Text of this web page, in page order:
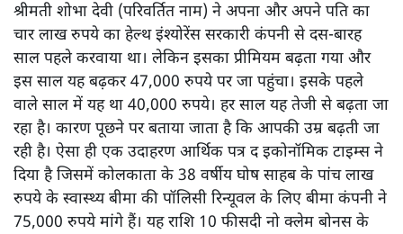
श्रीमती शोभा देवी (परिवर्तित नाम) ने अपना और अपने पति का
चार लाख रुपये का हेल्थ इंश्योरेंस सरकारी कंपनी से दस-बारह
साल पहले करवाया था। लेकिन इसका प्रीमियम बढ़ता गया और
इस साल यह बढ़कर 47,000 रुपये पर जा पहुंचा। इसके पहले
वाले साल में यह था 40,000 रुपये। हर साल यह तेजी से बढ़ता जा
रहा है। कारण पूछने पर बताया जाता है कि आपकी उम्र बढ़ती जा
रही है। ऐसा ही एक उदाहरण आर्थिक पत्र द इकोनॉमिक टाइम्स ने
दिया है जिसमें कोलकाता के 38 वर्षीय घोष साहब के पांच लाख
रुपये के स्वास्थ्य बीमा की पॉलिसी रिन्यूवल के लिए बीमा कंपनी ने
75,000 रुपये मांगे हैं। यह राशि 10 फीसदी नो क्लेम बोनस के